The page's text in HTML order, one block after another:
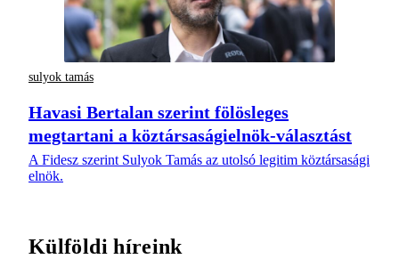
sulyok tamás
Havasi Bertalan szerint fölösleges
megtartani a köztársaságielnök-választást
A Fidesz szerint Sulyok Tamás az utolsó legitim köztársasági
elnök.
Külföldi híreink